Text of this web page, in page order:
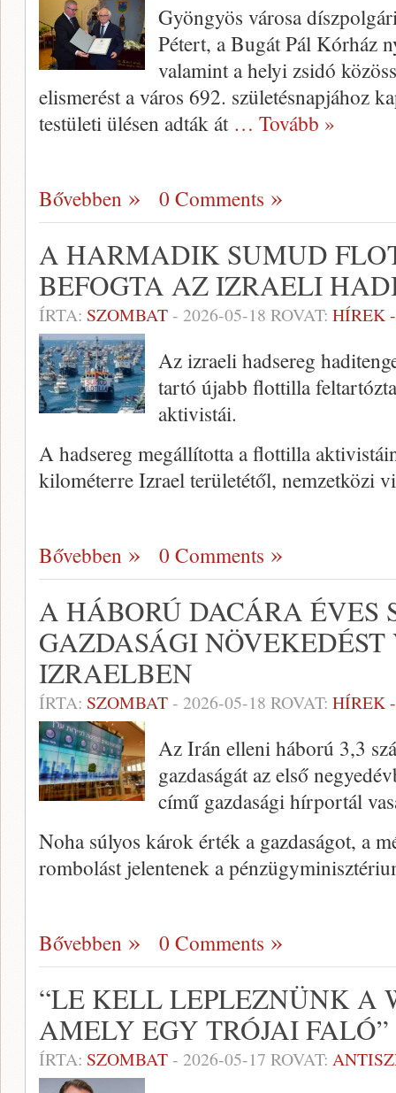
Gyöngyös városa
Pétert, a Bugát Pál Kórház
valamint a helyi zsidó
elismerést a város 692. születésnapjához
testületi ülésen adták át … Tovább »
Bővebben 0 Comments
A HARMADIK SUMUD
BEFOGTA AZ IZRAELI
ÍRTA: SZOMBAT- 2026-05-18 ROVAT: HÍREK
Az izraeli hadsereg
tartó újabb flottilla
aktivistái.
A hadsereg megállította a flottilla
kilométerre Izrael területétől, nemzetközi
Bővebben 0 Comments
A HÁBORÚ DACÁRA ÉVES
GAZDASÁGI
IZRAELBEN
ÍRTA: SZOMBAT- 2026-05-18 ROVAT: HÍREK
Az Irán elleni háború 3,3
gazdaságát az első
című gazdasági hírportál
Noha súlyos károk érték a gazdaságot, a
rombolást jelentenek a
Bővebben 0 Comments
“LE KELL LEPLEZNÜNK A
AMELY EGY TRÓJAI FALÓ”
ÍRTA: SZOMBAT- 2026-05-17 ROVAT: